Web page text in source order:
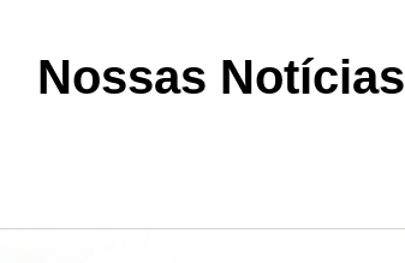
Nossas Notícias